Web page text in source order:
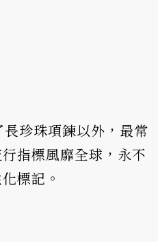
珍珠項鍊以外，最常
指標風靡全球，永不
標記。